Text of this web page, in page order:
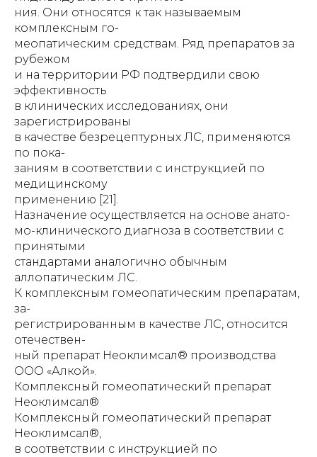
ния. Они относятся к так называемым
комплексным го-
меопатическим средствам. Ряд препаратов за
рубежом
и на территории РФ подтвердили свою
эффективность
в клинических исследованиях, они
зарегистрированы
в качестве безрецептурных ЛС, применяются
по пока-
заниям в соответствии с инструкцией по
медицинскому
применению [21].
Назначение осуществляется на основе анато-
мо-клинического диагноза в соответствии с
принятыми
стандартами аналогично обычным
аллопатическим ЛС.
К комплексным гомеопатическим препаратам,
за-
регистрированным в качестве ЛС, относится
отечествен-
ный препарат Неоклимсал® производства
ООО «Алкой».
Комплексный гомеопатический препарат
Неоклимсал®
Комплексный гомеопатический препарат
Неоклимсал®,
в соответствии с инструкцией по